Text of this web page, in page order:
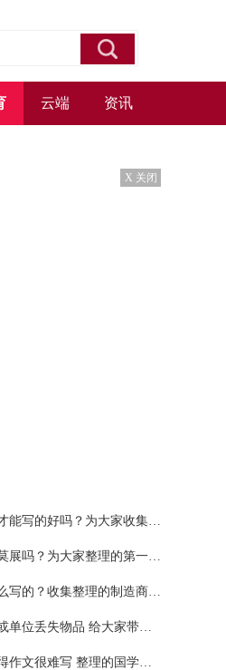
云端 资讯
X 关闭
你知道作文怎样才能写的好吗？为大家收集的一日游作文
还是对作文一筹莫展吗？为大家整理的第一次的作文
一般委托书是怎么写的？收集整理的制造商授权委托书范文
寻物启事是个人或单位丢失物品 给大家带来的寻物启事的范文格式通用7篇
相信许多人会觉得作文很难写 整理的国学经典诵读作文